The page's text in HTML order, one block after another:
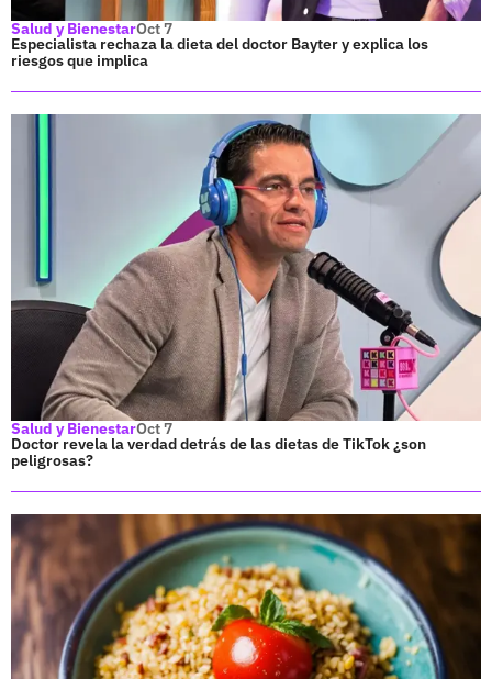
Salud y BienestarOct 7
Especialista rechaza la dieta del doctor Bayter y explica los
riesgos que implica
Salud y BienestarOct 7
Doctor revela la verdad detrás de las dietas de TikTok ¿son
peligrosas?